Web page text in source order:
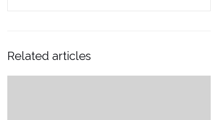
Related articles